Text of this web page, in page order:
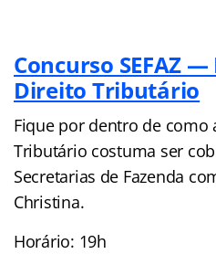
Concurso SEFAZ
Direito Tributário
Fique por dentro de como
Tributário costuma ser
Secretarias de Fazenda
Christina.
Horário: 19h